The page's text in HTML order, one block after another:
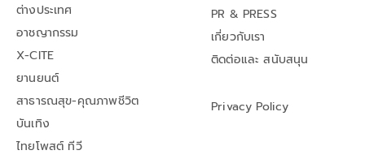
ต่างประเทศ
อาชญากรรม
X-CITE
ยานยนต์
สาธารณสุข-คุณภาพชีวิต
บันเทิง
ไทยโพสต์ ทีวี
PR & PRESS
เกี่ยวกับเรา
ติดต่อและ สนับสนุน
Privacy Policy